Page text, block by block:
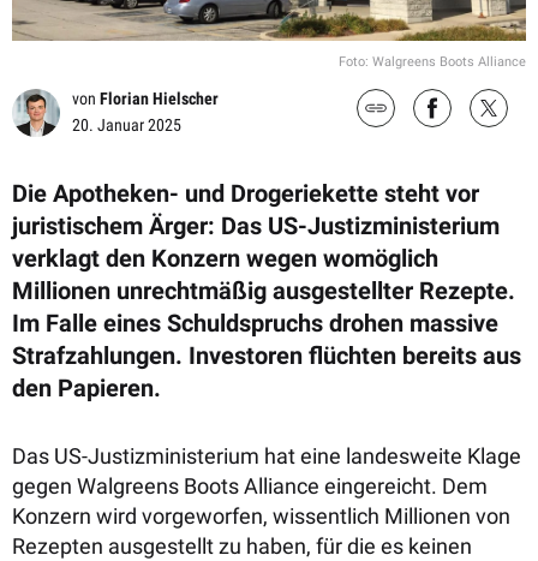
Foto: Walgreens Boots Alliance
von Florian Hielscher
20. Januar 2025
Die Apotheken- und Drogeriekette steht vor
juristischem Ärger: Das US-Justizministerium
verklagt den Konzern wegen womöglich
Millionen unrechtmäßig ausgestellter Rezepte.
Im Falle eines Schuldspruchs drohen massive
Strafzahlungen. Investoren flüchten bereits aus
den Papieren.
Das US-Justizministerium hat eine landesweite Klage
gegen Walgreens Boots Alliance eingereicht. Dem
Konzern wird vorgeworfen, wissentlich Millionen von
Rezepten ausgestellt zu haben, für die es keinen